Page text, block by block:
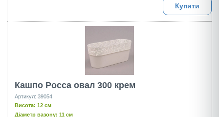
Купити
Кашпо Росса овал 300 крем
Артикул: 39054
Висота: 12 см
Діаметр вазону: 11 см